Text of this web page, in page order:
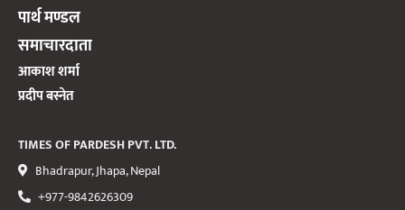
पार्थ मण्डल
समाचारदाता
आकाश शर्मा
प्रदीप बस्नेत
TIMES OF PARDESH PVT. LTD.
Bhadrapur, Jhapa, Nepal
+977-9842626309